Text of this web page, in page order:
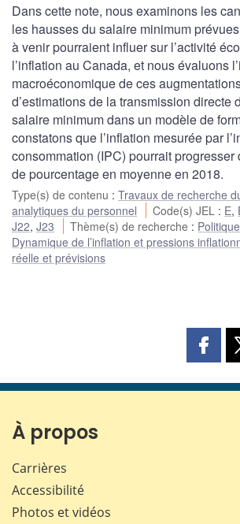
Dans cette note, nous examinons les
les hausses du salaire minimum
à venir pourraient influer sur l’activité
l’inflation au Canada, et nous évaluons
macroéconomique de ces
d’estimations de la transmission directe
salaire minimum dans un modèle de
constatons que l’inflation mesurée par
consommation (IPC) pourrait progresser
de pourcentage en moyenne en 2018.
Type(s) de contenu : Travaux de recherche
analytiques du personnel
Code(s) JEL : E,
J22, J23 Thème(s) de recherche :
Dynamique de l’inflation et pressions
réelle et prévisions
page
À propos
Carrières
Accessibilité
Photos et vidéos